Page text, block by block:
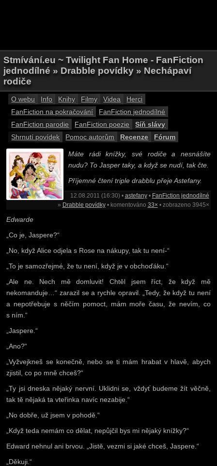
Stmívání.eu ~ Twilight Fan Home - FanFiction
jednodílné » Drabble povídky » Nechápaví
rodiče
O webu Info Knihy Filmy Videa
Herci
FanFiction na pokračování
FanFiction jednodílné
FanFiction parodie
FanFiction poezie
Síň slávy
Shrnutí povídek
Pomoc autorům Recenze Fórum
Máte rádi knížky, své rodiče a nesnášíte
nudu? To Jasper taky, a když se nudí, tak čte.
Příjemné čtení triple drabblu přeje Astefany.
12.08.2011 (16:30) • astefany• FanFiction jednodílné
» Drabble povídky• komentováno 33× • zobrazeno 3945×
Edwarde
„Co je, Jaspere?“
„No, když Alice odjela s Rose na nákupy, tak tu není-“
„To je samozřejmé, že tu není, když je v obchoďáku.“
„Ale ne. Nech mě domluvit! Chtěl jsem říct, že když mě
nekomanduje…“ zarazil se a rychle opravil. „Tedy, že když tu není
a nepotřebuje s něčím pomoct, mám moře času, že nevím, co
s ním.“
„Jaspere.“
„Ano?“
„Vyžvejkneš se konečně, nebo se ti mám hrabat v hlavě, abych
zjistil, co po mně chceš?“
„Ty jsi dneska nějaký nervní. Uklidni se, vždyť budeme žít věčně,
tak tě nějaká ta vteřinka navíc nezabije.“
„No dobře, už jsem v pohodě.“
„Když teda nemám co dělat, nepůjčil bys mi nějaký knížky?“
Edward nehnul ani brvou. „Jistě, vezmi si jaké chceš, Jaspere.“
„Děkuji.“